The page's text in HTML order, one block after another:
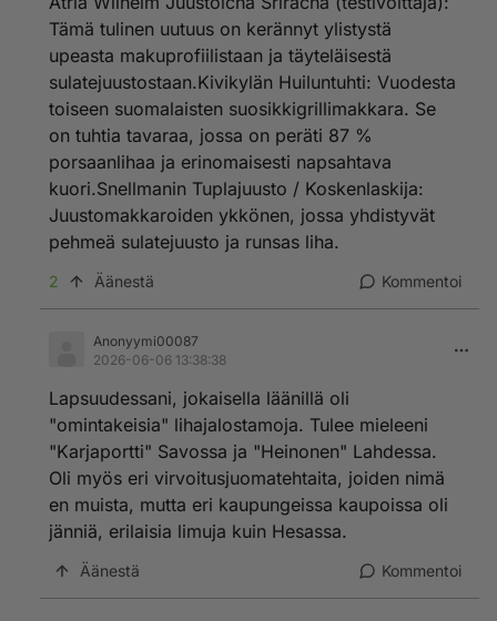
Tämä tulinen uutuus on kerännyt ylistystä
upeasta makuprofiilistaan ja täyteläisestä
sulatejuustostaan.Kivikylän Huiluntuhti: Vuodesta
toiseen suomalaisten suosikkigrillimakkara. Se
on tuhtia tavaraa, jossa on peräti 87 %
porsaanlihaa ja erinomaisesti napsahtava
kuori.Snellmanin Tuplajuusto / Koskenlaskija:
Juustomakkaroiden ykkönen, jossa yhdistyvät
pehmeä sulatejuusto ja runsas liha.
2 Äänestä Kommentoi
Anonyymi00087
2026-06-06 13:38:38
Lapsuudessani, jokaisella läänillä oli
"omintakeisia" lihajalostamoja. Tulee mieleeni
"Karjaportti" Savossa ja "Heinonen" Lahdessa.
Oli myös eri virvoitusjuomatehtaita, joiden nimä
en muista, mutta eri kaupungeissa kaupoissa oli
jänniä, erilaisia limuja kuin Hesassa.
Äänestä Kommentoi